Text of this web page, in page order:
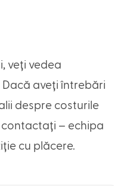
veți vedea
aveți întrebări
despre costurile
contactați – echipa
cu plăcere.